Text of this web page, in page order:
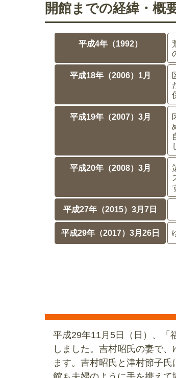
開館までの経緯・概
平成4年（1992）
平成18年（2006）1月
平成19年（2007）3月
平成20年（2008）3月
平成27年（2015）3月7日
平成29年（2017）3月26日
平成29年11月5日（日）、「
しました。吉村昭氏の妻で
ます。吉村昭氏と津村節子